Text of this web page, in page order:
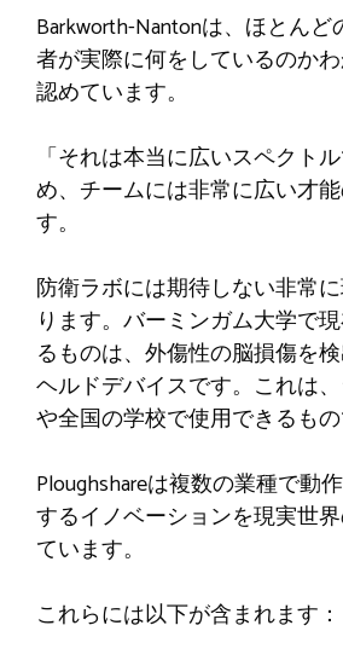
Barkworth-Nantonは、ほとんど
者が実際に何をしているのか
認めています。
「それは本当に広いスペクト
め、チームには非常に広い才
す。
防衛ラボには期待しない非常
ります。バーミンガム大学で
るものは、外傷性の脳損傷を
ヘルドデバイスです。これは
や全国の学校で使用できるもの
Ploughshareは複数の業種で動
するイノベーションを現実世
ています。
これらには以下が含まれます：